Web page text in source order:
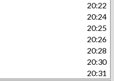
20:22
20:24
20:25
20:26
20:28
20:30
20:31